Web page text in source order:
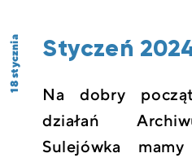
18 stycznia Styczeń
Na dobry
działań
Sulejówka